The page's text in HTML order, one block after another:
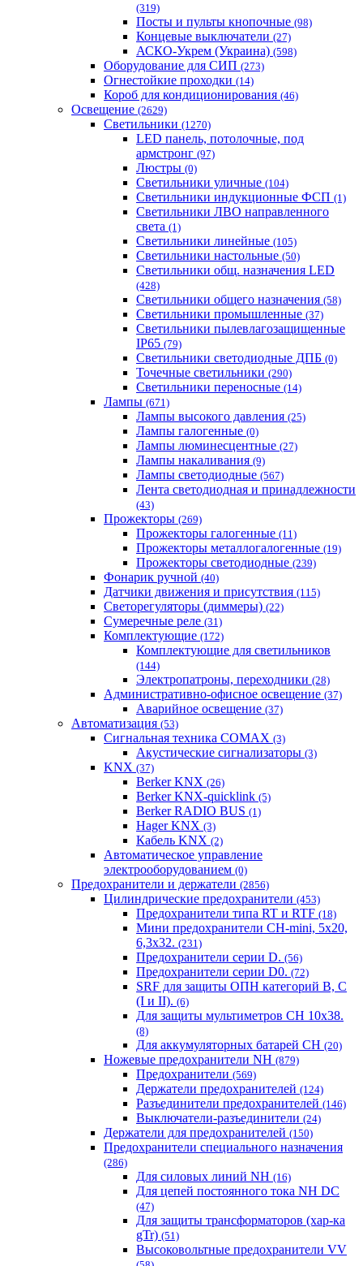
(319)
Посты и пульты кнопочные (98)
Концевые выключатели (27)
АСКО-Укрем (Украина) (598)
Оборудование для СИП (273)
Огнестойкие проходки (14)
Короб для кондиционирования (46)
Освещение (2629)
Светильники (1270)
LED панель, потолочные, под
армстронг (97)
Люстры (0)
Светильники уличные (104)
Светильники индукционные ФСП (1)
Светильники ЛВО направленного
света (1)
Светильники линейные (105)
Светильники настольные (50)
Светильники общ. назначения LED
(428)
Светильники общего назначения (58)
Светильники промышленные (37)
Светильники пылевлагозащищенные
IP65 (79)
Светильники светодиодные ДПБ (0)
Точечные светильники (290)
Светильники переносные (14)
Лампы (671)
Лампы высокого давления (25)
Лампы галогенные (0)
Лампы люминесцентные (27)
Лампы накаливания (9)
Лампы светодиодные (567)
Лента светодиодная и принадлежности
(43)
Прожекторы (269)
Прожекторы галогенные (11)
Прожекторы металлогалогенные (19)
Прожекторы светодиодные (239)
Фонарик ручной (40)
Датчики движения и присутствия (115)
Светорегуляторы (диммеры) (22)
Сумеречные реле (31)
Комплектующие (172)
Комплектующие для светильников
(144)
Электропатроны, переходники (28)
Административно-офисное освещение (37)
Аварийное освещение (37)
Автоматизация (53)
Сигнальная техника COMAX (3)
Акустические сигнализаторы (3)
KNX (37)
Berker KNX (26)
Berker KNX-quicklink (5)
Berker RADIO BUS (1)
Hager KNX (3)
Кабель KNX (2)
Автоматическое управление
электрооборудованием (0)
Предохранители и держатели (2856)
Цилиндрические предохранители (453)
Предохранители типа RT и RTF (18)
Мини предохранители CH-mini, 5x20,
6,3x32. (231)
Предохранители серии D. (56)
Предохранители серии D0. (72)
SRF для защиты ОПН категорий B, C
(I и II). (6)
Для защиты мультиметров CH 10х38.
(8)
Для аккумуляторных батарей CH (20)
Ножевые предохранители NH (879)
Предохранители (569)
Держатели предохранителей (124)
Разъединители предохранителей (146)
Выключатели-разъединители (24)
Держатели для предохранителей (150)
Предохранители специального назначения
(286)
Для силовых линий NH (16)
Для цепей постоянного тока NH DC
(47)
Для защиты трансформаторов (хар-ка
gTr) (51)
Высоковольтные предохранители VV